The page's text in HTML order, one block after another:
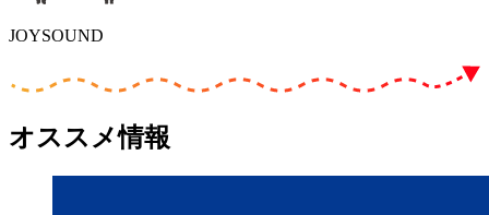
JOYSOUND
オススメ情報